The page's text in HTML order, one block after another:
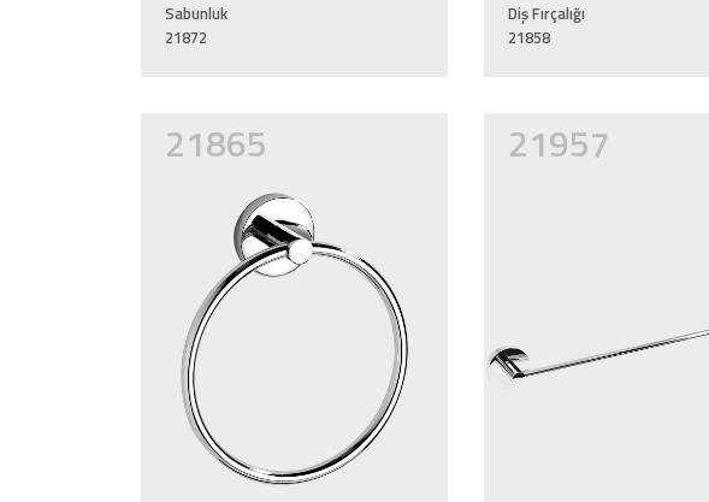
Sabunluk
21872
Diş Fırçalığı
21858
21865 21957